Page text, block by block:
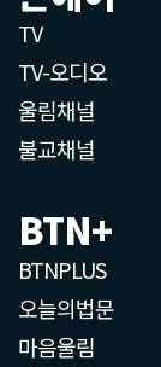
TV
TV-오디오
울림채널
불교채널
BTN+
BTNPLUS
오늘의법문
마음울림